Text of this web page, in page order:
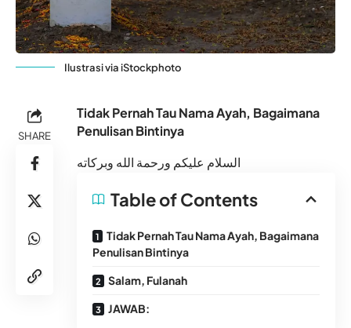
Ilustrasi via iStockphoto
SHARE
Tidak Pernah Tau Nama Ayah, Bagaimana
Penulisan Bintinya
السلام عليكم ورحمة الله وبركاته
Table of Contents
Tidak Pernah Tau Nama Ayah, Bagaimana
Penulisan Bintinya
Salam, Fulanah
JAWAB: